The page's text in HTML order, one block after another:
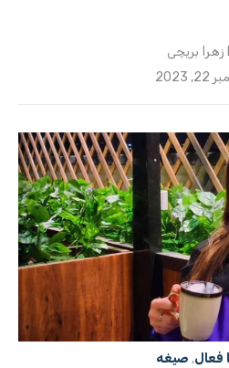
زهرا بریچی
2023
فعال, صیغه